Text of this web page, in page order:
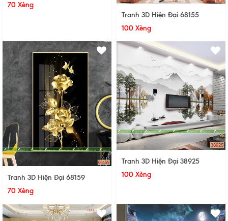
70 Xèng
Tranh 3D Hiện Đại 68155
100 Xèng
Tranh 3D Hiện Đại 68159
70 Xèng
Tranh 3D Hiện Đại 38925
100 Xèng